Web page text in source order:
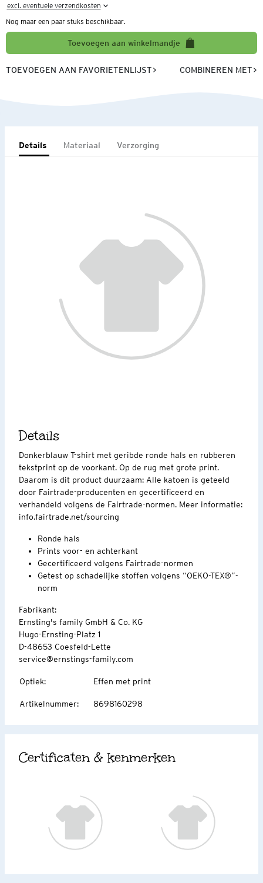
excl. eventuele verzendkosten
Nog maar een paar stuks beschikbaar.
Toevoegen aan winkelmandje
TOEVOEGEN AAN FAVORIETENLIJST COMBINEREN MET
Details Materiaal Verzorging
Details
Donkerblauw T-shirt met geribde ronde hals en rubberen
tekstprint op de voorkant. Op de rug met grote print.
Daarom is dit product duurzaam: Alle katoen is geteeld
door Fairtrade-producenten en gecertificeerd en
verhandeld volgens de Fairtrade-normen. Meer informatie:
info.fairtrade.net/sourcing
Ronde hals
Prints voor- en achterkant
Gecertificeerd volgens Fairtrade-normen
Getest op schadelijke stoffen volgens “OEKO-TEX®”-
norm
Fabrikant:
Ernsting's family GmbH & Co. KG
Hugo-Ernsting-Platz 1
D-48653 Coesfeld-Lette
service@ernstings-family.com
Optiek: Effen met print
Artikelnummer: 8698160298
Certificaten & kenmerken